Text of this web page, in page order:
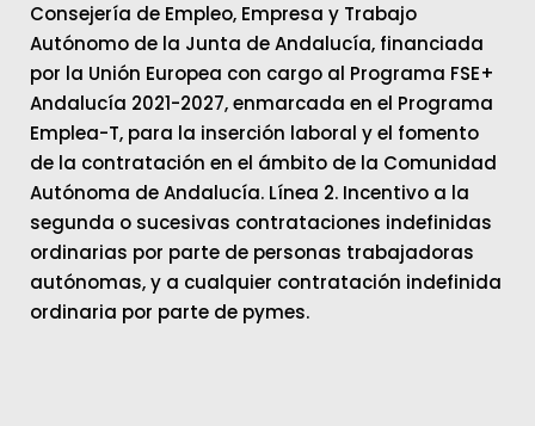
Consejería de Empleo, Empresa y Trabajo
Autónomo de la Junta de Andalucía, financiada
por la Unión Europea con cargo al Programa FSE+
Andalucía 2021-2027, enmarcada en el Programa
Emplea-T, para la inserción laboral y el fomento
de la contratación en el ámbito de la Comunidad
Autónoma de Andalucía. Línea 2. Incentivo a la
segunda o sucesivas contrataciones indefinidas
ordinarias por parte de personas trabajadoras
autónomas, y a cualquier contratación indefinida
ordinaria por parte de pymes.